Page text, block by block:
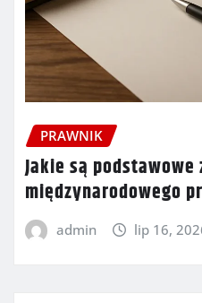
PRAWNIK
Jakie są podstawowe
międzynarodowego
admin lip 16,